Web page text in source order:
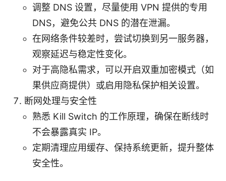
调整 DNS 设置，尽量使用 VPN 提供的专用
DNS，避免公共 DNS 的潜在泄漏。
在网络条件较差时，尝试切换到另一服务器，
观察延迟与稳定性变化。
对于高隐私需求，可以开启双重加密模式（如
果供应商提供）或启用隐私保护相关设置。
断网处理与安全性
熟悉 Kill Switch 的工作原理，确保在断线时
不会暴露真实 IP。
定期清理应用缓存、保持系统更新，提升整体
安全性。